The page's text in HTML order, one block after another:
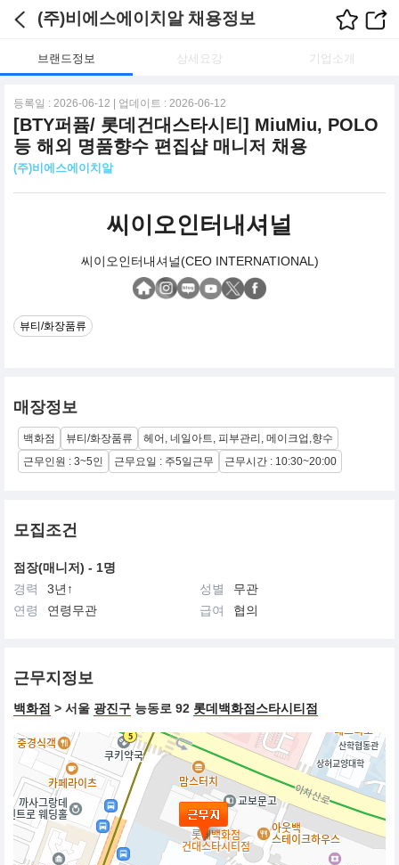
(주)비에스에이치알 채용정보
브랜드정보 상세요강 기업소개
등록일 : 2026-06-12 | 업데이트 : 2026-06-12
[BTY퍼퓸/ 롯데건대스타시티] MiuMiu, POLO
등 해외 명품향수 편집샵 매니저 채용
(주)비에스에이치알
씨이오인터내셔널
씨이오인터내셔널(CEO INTERNATIONAL)
뷰티/화장품류
매장정보
백화점 뷰티/화장품류
헤어, 네일아트, 피부관리, 메이크업,향수
근무인원 : 3~5인
근무요일 : 주5일근무 근무시간 : 10:30~20:00
모집조건
점장(매니저) - 1명
경력
3년↑ 성별
무관
연령
연령무관 급여 협의
근무지정보
백화점 > 서울 광진구 능동로 92 롯데백화점스타시티점